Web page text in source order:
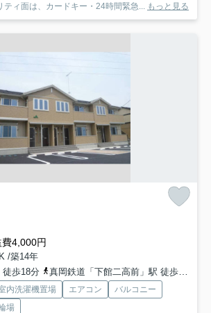
ティ面は、カードキー・24時間緊急...
もっと見る
4,000円
/築14年
徒歩18分
真岡鉄道「下館二高前」駅 徒歩38分
内洗濯機置場 エアコン
バルコニー
場